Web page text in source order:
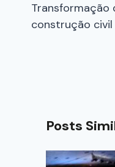
Transformação
construção civil
Posts